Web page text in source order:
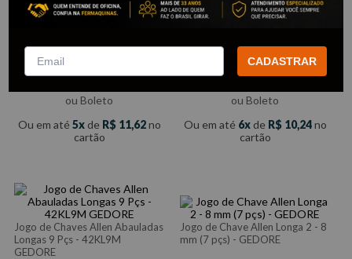
Jogo de Chave Allen Longa 1,5
Por:R$55,22/cada
ou Boleto
Ou em até 5 de R$ 11,62no
cartão
Jogo de Chave Allen (25 Pçs) -
Por:R$58,37/cada
ou Boleto
Ou em até 6 de R$ 10,24no
cartão
Jogo de Chaves Allen Abauladas
Longas 9 Pçs - 42KL9M
GEDORE
Jogo de Chave Allen Longa 2 - 8
mm (7 pçs) - GEDORE
CADASTRAR